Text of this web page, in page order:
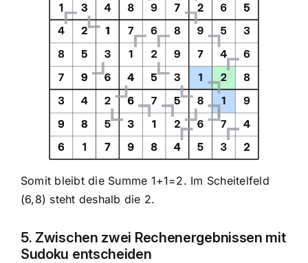
Somit bleibt die Summe 1+1=2. Im Scheitelfeld
(6,8) steht deshalb die 2.
5. Zwischen zwei Rechenergebnissen mit
Sudoku entscheiden